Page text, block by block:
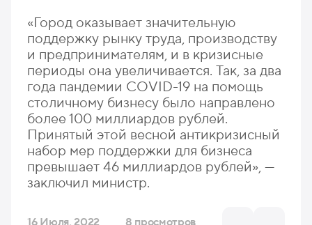
«Город оказывает значительную
поддержку рынку труда, производству
и предпринимателям, и в кризисные
периоды она увеличивается. Так, за два
года пандемии COVID-19 на помощь
столичному бизнесу было направлено
более 100 миллиардов рублей.
Принятый этой весной антикризисный
набор мер поддержки для бизнеса
превышает 46 миллиардов рублей», —
заключил министр.